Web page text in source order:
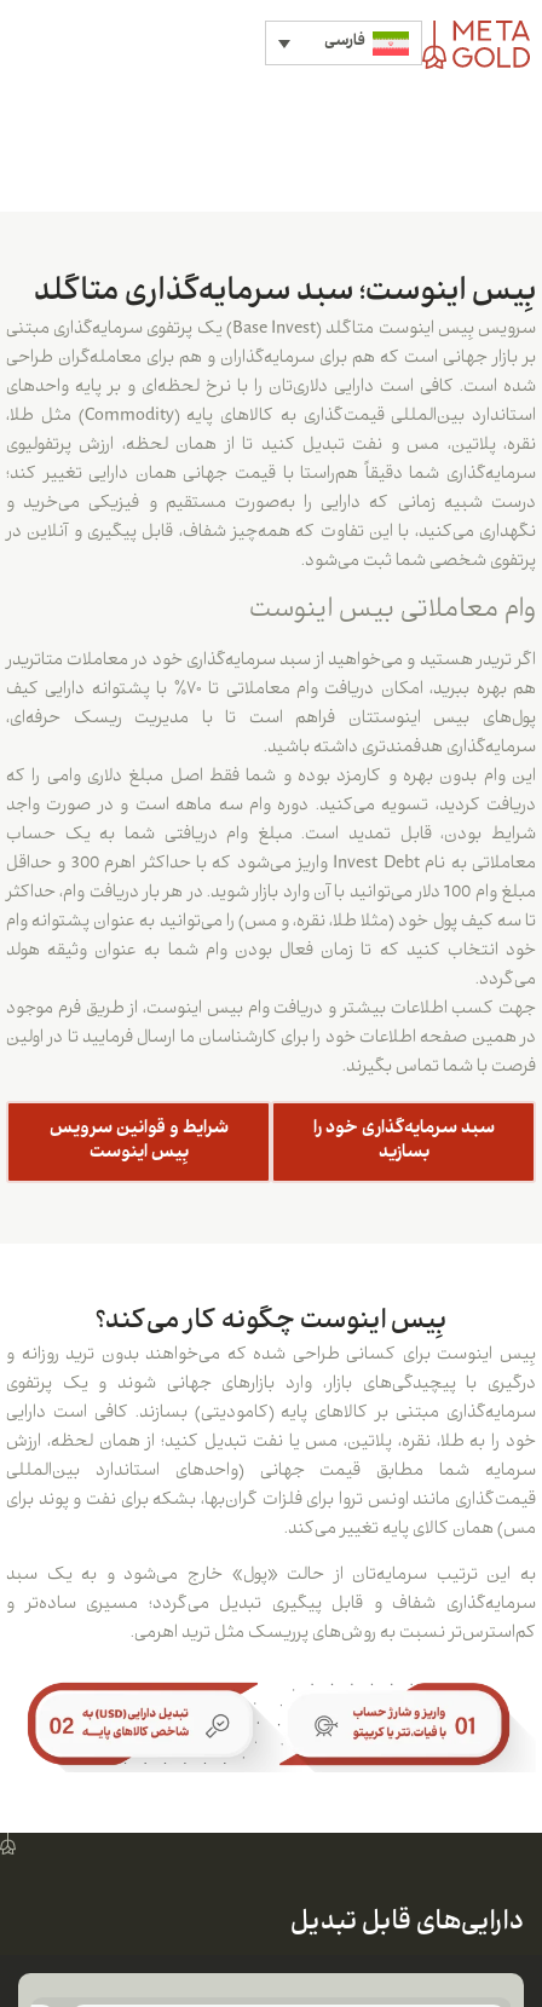
فارسی
سبد سرمایه‌گذاری متاگلد
سرویس بِیس اینوست متاگلد (Base Invest) یک پرتفوی سرمایه‌گذاری مبتنی
جهانی است که هم برای سرمایه‌گذاران و هم برای معامله‌گران طراحی
کافی است دارایی دلاری‌تان را با نرخ لحظه‌ای و بر پایه واحدهای
استاندارد بین‌المللی قیمت‌گذاری به کالاهای پایه (Commodity) مثل طلا،
مس و نفت تبدیل کنید تا از همان لحظه، ارزش پرتفولیوی
شما دقیقاً هم‌راستا با قیمت جهانی همان دارایی تغییر کند؛
زمانی که دارایی را به‌صورت مستقیم و فیزیکی می‌خرید و
می‌کنید، با این تفاوت که همه‌چیز شفاف، قابل پیگیری و آنلاین در
شخصی شما ثبت می‌شود.
بیس اینوست
هستید و می‌خواهید از سبد سرمایه‌گذاری خود در معاملات متاتریدر
هم بهره ببرید، امکان دریافت وام معاملاتی تا ۷۰٪ با پشتوانه دارایی کیف
بیس اینوستتان فراهم است تا با مدیریت ریسک حرفه‌ای،
هدفمندتری داشته باشید.
بدون بهره و کارمزد بوده و شما فقط اصل مبلغ دلاری وامی را که
کردید، تسویه می‌کنید. دوره وام سه ماهه است و در صورت واجد
قابل تمدید است. مبلغ وام دریافتی شما به یک حساب
معاملاتی به نام Invest Debt واریز می‌شود که با حداکثر اهرم 300 و حداقل
مبلغ وام 100 دلار می‌توانید با آن وارد بازار شوید. در هر بار دریافت وام، حداکثر
پول خود (مثلا طلا، نقره، و مس) را می‌توانید به عنوان پشتوانه وام
کنید که تا زمان فعال بودن وام شما به عنوان وثیقه هولد
اطلاعات بیشتر و دریافت وام بیس اینوست، از طریق فرم موجود
اطلاعات خود را برای کارشناسان ما ارسال فرمایید تا در اولین
شما تماس بگیرند.
شرایط و قوانین سرویس
بِیس اینوست
سرمایه‌گذاری خود را
بِیس اینوست چگونه کار می‌کند؟
برای کسانی طراحی شده که می‌خواهند بدون ترید روزانه و
با پیچیدگی‌های بازار، وارد بازارهای جهانی شوند و یک پرتفوی
مبتنی بر کالاهای پایه (کامودیتی) بسازند. کافی است دارایی
طلا، نقره، پلاتین، مس یا نفت تبدیل کنید؛ از همان لحظه، ارزش
شما مطابق قیمت جهانی (واحدهای استاندارد بین‌المللی
مانند اونس تروا برای فلزات گران‌بها، بشکه برای نفت و پوند برای
کالای پایه تغییر می‌کند.
ترتیب سرمایه‌تان از حالت «پول» خارج می‌شود و به یک سبد
شفاف و قابل پیگیری تبدیل می‌گردد؛ مسیری ساده‌تر و
نسبت به روش‌های پرریسک مثل ترید اهرمی.
قابل تبدیل